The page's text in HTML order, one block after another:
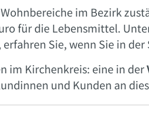
im Bezirk
für die Lebensmittel.
Sie, wenn Sie in
im Kirchenkreis: eine in der
und Kunden an